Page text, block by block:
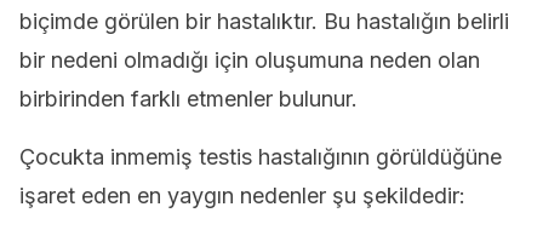
biçimde görülen bir hastalıktır. Bu hastalığın belirli
bir nedeni olmadığı için oluşumuna neden olan
birbirinden farklı etmenler bulunur.
Çocukta inmemiş testis hastalığının görüldüğüne
işaret eden en yaygın nedenler şu şekildedir: